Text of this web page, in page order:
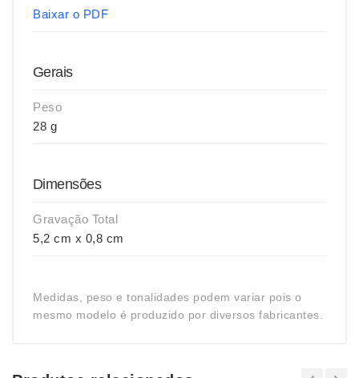
Baixar o PDF
Gerais
Peso
28 g
Dimensões
Gravação Total
5,2 cm x 0,8 cm
Medidas, peso e tonalidades podem variar pois o
mesmo modelo é produzido por diversos fabricantes.